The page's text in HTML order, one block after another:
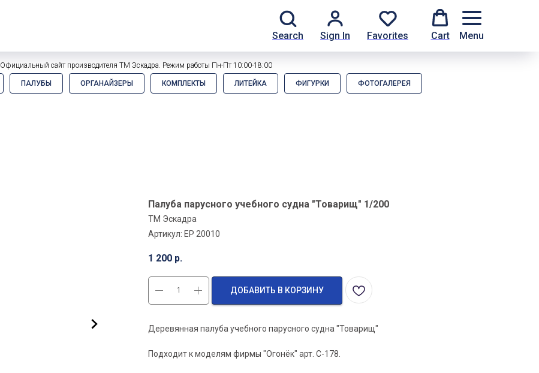
Search
Sign In Favorites Cart Menu
Официальный сайт производителя ТМ Эскадра. Режим работы Пн-Пт 10:00-18:00
ПАЛУБЫ ОРГАНАЙЗЕРЫ КОМПЛЕКТЫ ЛИТЕЙКА ФИГУРКИ ФОТОГАЛЕРЕЯ
Палуба парусного учебного судна "Товарищ" 1/200
ТМ Эскадра
Артикул: EP 20010
1 200 р.
ДОБАВИТЬ В КОРЗИНУ
Деревянная палуба учебного парусного судна "Товарищ"
Подходит к моделям фирмы "Огонёк" арт. С-178.